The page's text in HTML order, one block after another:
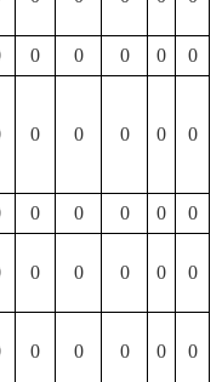
0 0 0 0
0
0 0 0 0 0
0 0 0 0
0
0 0 0 0 0
0 0 0 0 0